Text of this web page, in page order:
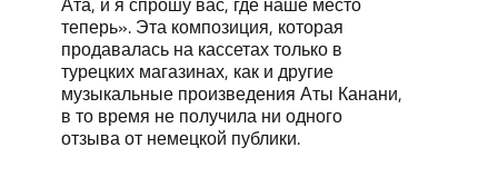
теперь». Эта композиция, которая
продавалась на кассетах только в
турецких магазинах, как и другие
музыкальные произведения Аты Канани,
в то время не получила ни одного
отзыва от немецкой публики.